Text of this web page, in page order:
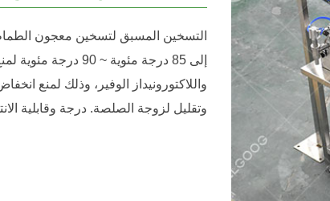
التسخين المسبق لتسخين معجون
إلى 85 درجة مئوية ~ 90
واللاكتورونيداز الوفير، وذلك لمنع
وتقليل لزوجة الصلصة. درجة وقابلية